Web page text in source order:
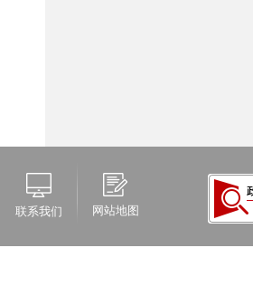
联系我们 网站地图